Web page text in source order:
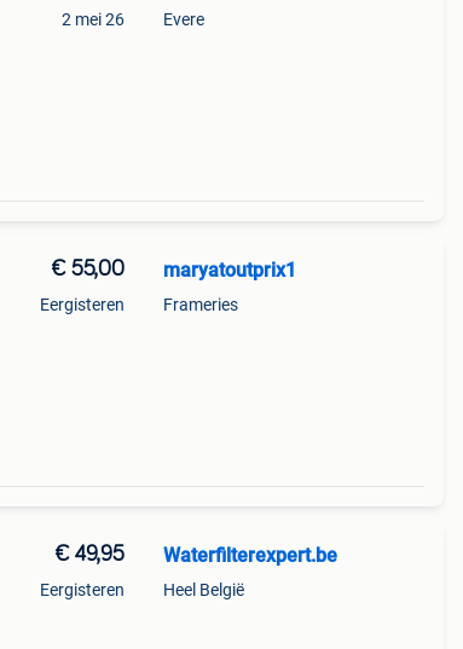
2 mei 26 Evere
€ 55,00
Eergisteren
maryatoutprix1
Frameries
€ 49,95
Eergisteren
Waterfilterexpert.be
Heel België